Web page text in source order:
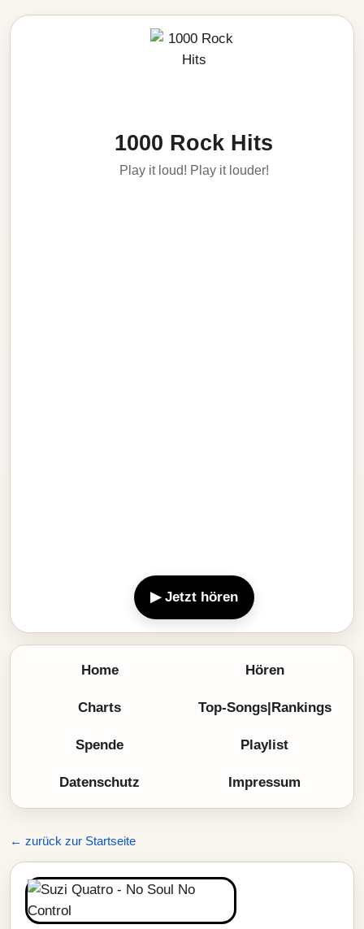
1000 Rock Hits
Play it loud! Play it louder!
▶ Jetzt hören
Home Hören
Charts Top-Songs|Rankings
Spende Playlist
Datenschutz Impressum
← zurück zur Startseite